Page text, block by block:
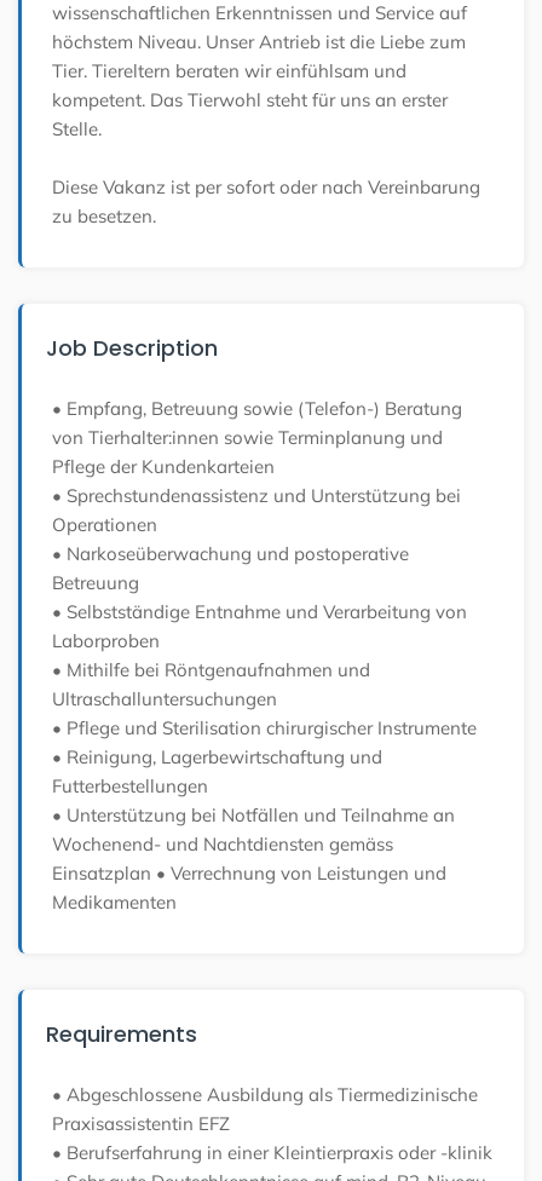
wissenschaftlichen Erkenntnissen und Service auf
höchstem Niveau. Unser Antrieb ist die Liebe zum
Tier. Tiereltern beraten wir einfühlsam und
kompetent. Das Tierwohl steht für uns an erster
Stelle.
Diese Vakanz ist per sofort oder nach Vereinbarung
zu besetzen.
Job Description
• Empfang, Betreuung sowie (Telefon-) Beratung
von Tierhalter:innen sowie Terminplanung und
Pflege der Kundenkarteien
• Sprechstundenassistenz und Unterstützung bei
Operationen
• Narkoseüberwachung und postoperative
Betreuung
• Selbstständige Entnahme und Verarbeitung von
Laborproben
• Mithilfe bei Röntgenaufnahmen und
Ultraschalluntersuchungen
• Pflege und Sterilisation chirurgischer Instrumente
• Reinigung, Lagerbewirtschaftung und
Futterbestellungen
• Unterstützung bei Notfällen und Teilnahme an
Wochenend- und Nachtdiensten gemäss
Einsatzplan • Verrechnung von Leistungen und
Medikamenten
Requirements
• Abgeschlossene Ausbildung als Tiermedizinische
Praxisassistentin EFZ
• Berufserfahrung in einer Kleintierpraxis oder -klinik